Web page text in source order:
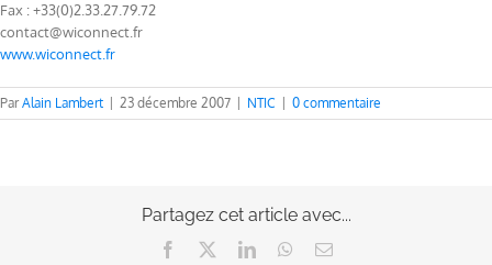
Fax : +33(0)2.33.27.79.72
contact@wiconnect.fr
www.wiconnect.fr
ParAlain Lambert 23 décembre 2007 NTIC 0 commentaire
Partagez cet article avec...
Facebook LinkedInWhatsApp
Email